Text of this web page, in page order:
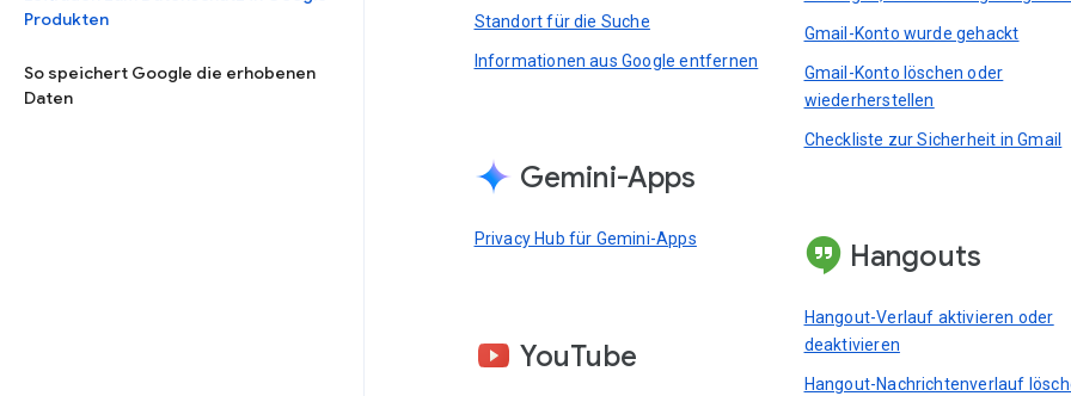
Produkten
So speichert Google die erhobenen
Daten
Standort für die Suche
Informationen aus Google entfernen
Gemini-Apps
Privacy Hub für Gemini-Apps
YouTube
Gmail-Konto wurde gehackt
Gmail-Konto löschen oder
wiederherstellen
Checkliste zur Sicherheit in Gmail
Hangouts
Hangout-Verlauf aktivieren oder
deaktivieren
Hangout-Nachrichtenverlauf